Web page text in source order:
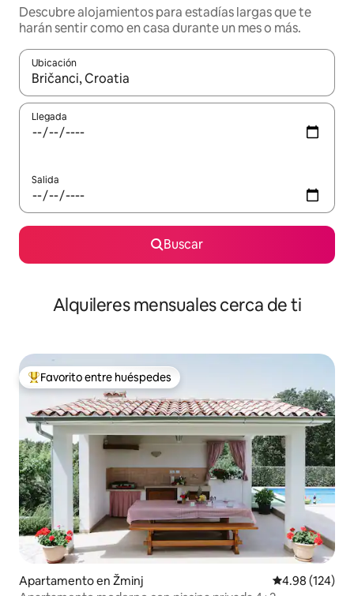
Descubre alojamientos para estadías largas que te
harán sentir como en casa durante un mes o más.
Ubicación
Cuando los resultados estén disponibles, navega con las
Llegada
Salida
Buscar
Alquileres mensuales cerca de ti
Favorito entre huéspedes preferido
Favorito entre huéspedes
Apartamento en Žminj Calificación
4.98 (124)